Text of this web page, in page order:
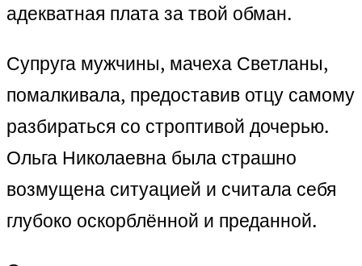
адекватная плата за твой обман.
Супруга мужчины, мачеха Светланы,
помалкивала, предоставив отцу самому
разбираться со строптивой дочерью.
Ольга Николаевна была страшно
возмущена ситуацией и считала себя
глубоко оскорблённой и преданной.